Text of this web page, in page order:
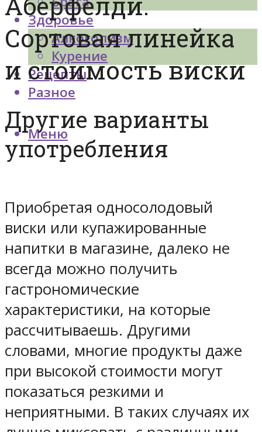
Здоровье
Алкоголизм
Курение
Рецепты
Разное
Меню
Сортовая линейка
и стоимость виски
Другие варианты
употребления
Приобретая односолодовый
виски или купажированные
напитки в магазине, далеко не
всегда можно получить
гастрономические
характеристики, на которые
рассчитываешь. Другими
словами, многие продукты даже
при высокой стоимости могут
показаться резкими и
неприятными. В таких случаях их